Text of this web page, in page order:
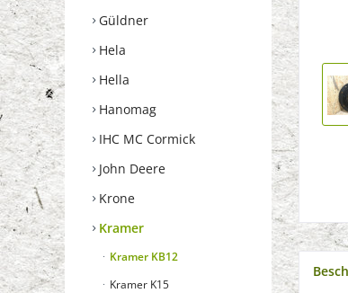
Güldner
Hela
Hella
Hanomag
IHC MC Cormick
John Deere
Krone
Kramer
Kramer KB12
Kramer K15